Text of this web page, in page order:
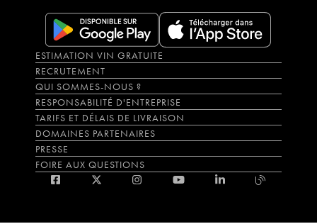
ESTIMATION VIN GRATUITE
RECRUTEMENT
QUI SOMMES-NOUS ?
RESPONSABILITÉ D'ENTREPRISE
TARIFS ET DÉLAIS DE LIVRAISON
DOMAINES PARTENAIRES
PRESSE
FOIRE AUX QUESTIONS